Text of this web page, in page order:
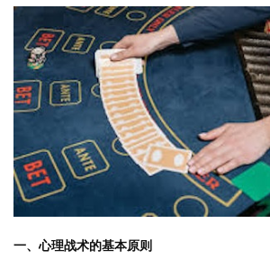
一、心理战术的基本原则